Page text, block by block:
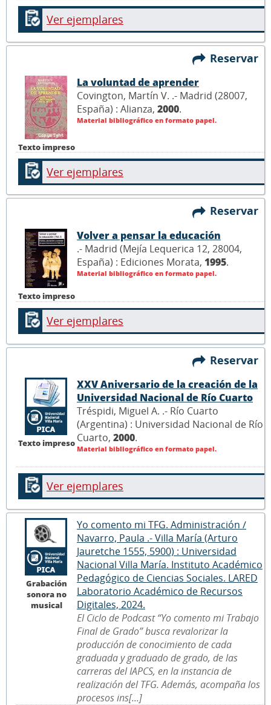
Ver ejemplares
Reservar
Texto impreso
La voluntad de aprender
Covington, Martín V. .- Madrid (28007,
España) : Alianza, 2000.
Material bibliográfico en formato papel.
Ver ejemplares
Reservar
Texto impreso
Volver a pensar la educación
.- Madrid (Mejía Lequerica 12, 28004,
España) : Ediciones Morata, 1995.
Material bibliográfico en formato papel.
Ver ejemplares
Reservar
Texto impreso
XXV Aniversario de la creación de la
Universidad Nacional de Río Cuarto
Tréspidi, Miguel A. .- Río Cuarto
(Argentina) : Universidad Nacional de Río
Cuarto, 2000.
Material bibliográfico en formato papel.
Ver ejemplares
Grabación
sonora no
musical
Yo comento mi TFG. Administración /
Navarro, Paula .- Villa María (Arturo
Jauretche 1555, 5900) : Universidad
Nacional Villa María. Instituto Académico
Pedagógico de Ciencias Sociales. LARED
Laboratorio Académico de Recursos
Digitales, 2024.
El Ciclo de Podcast “Yo comento mi Trabajo
Final de Grado” busca revalorizar la
producción de conocimiento de cada
graduada y graduado de grado, de las
carreras del IAPCS, en la instancia de
realización del TFG. Además, acompaña los
procesos ins[...]